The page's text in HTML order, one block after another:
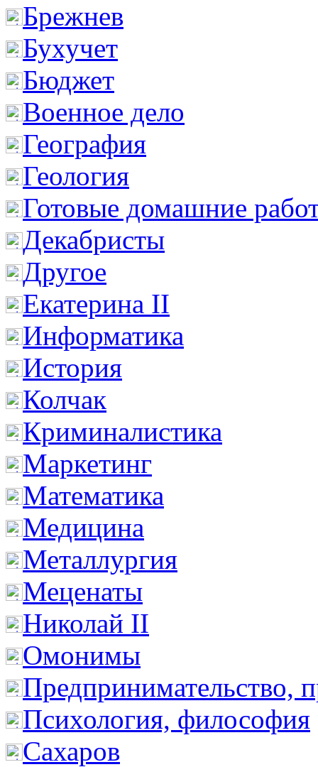
Брежнев
Бухучет
Бюджет
Военное дело
География
Геология
Готовые домашние
Декабристы
Другое
Екатерина II
Информатика
История
Колчак
Криминалистика
Маркетинг
Математика
Медицина
Металлургия
Меценаты
Николай II
Омонимы
Предпринимательство,
Психология, философия
Сахаров